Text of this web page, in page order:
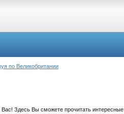
по Великобритании
Здесь Вы сможете прочитать интересные